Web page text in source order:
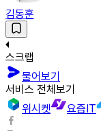
김동훈
스크랩
물어보기
서비스 전체보기
위시켓
요즘IT